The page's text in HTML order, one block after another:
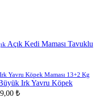
Açık Kedi Maması Tavuklu
Yavru Köpek Maması 13+2 Kg
Irk Yavru Köpek
₺